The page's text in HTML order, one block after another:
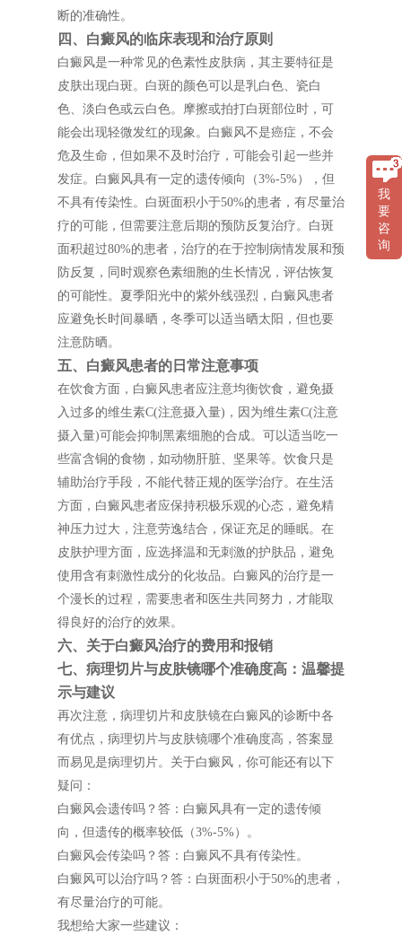
断的准确性。
四、白癜风的临床表现和治疗原则
白癜风是一种常见的色素性皮肤病，其主要特征是
皮肤出现白斑。白斑的颜色可以是乳白色、瓷白
色、淡白色或云白色。摩擦或拍打白斑部位时，可
能会出现轻微发红的现象。白癜风不是癌症，不会
危及生命，但如果不及时治疗，可能会引起一些并
发症。白癜风具有一定的遗传倾向（3%-5%），但
不具有传染性。白斑面积小于50%的患者，有尽量治
疗的可能，但需要注意后期的预防反复治疗。白斑
面积超过80%的患者，治疗的在于控制病情发展和预
防反复，同时观察色素细胞的生长情况，评估恢复
的可能性。夏季阳光中的紫外线强烈，白癜风患者
应避免长时间暴晒，冬季可以适当晒太阳，但也要
注意防晒。
五、白癜风患者的日常注意事项
在饮食方面，白癜风患者应注意均衡饮食，避免摄
入过多的维生素C(注意摄入量)，因为维生素C(注意
摄入量)可能会抑制黑素细胞的合成。可以适当吃一
些富含铜的食物，如动物肝脏、坚果等。饮食只是
辅助治疗手段，不能代替正规的医学治疗。在生活
方面，白癜风患者应保持积极乐观的心态，避免精
神压力过大，注意劳逸结合，保证充足的睡眠。在
皮肤护理方面，应选择温和无刺激的护肤品，避免
使用含有刺激性成分的化妆品。白癜风的治疗是一
个漫长的过程，需要患者和医生共同努力，才能取
得良好的治疗的效果。
六、关于白癜风治疗的费用和报销
七、病理切片与皮肤镜哪个准确度高：温馨提
示与建议
再次注意，病理切片和皮肤镜在白癜风的诊断中各
有优点，病理切片与皮肤镜哪个准确度高，答案显
而易见是病理切片。关于白癜风，你可能还有以下
疑问：
白癜风会遗传吗？答：白癜风具有一定的遗传倾
向，但遗传的概率较低（3%-5%）。
白癜风会传染吗？答：白癜风不具有传染性。
白癜风可以治疗吗？答：白斑面积小于50%的患者，
有尽量治疗的可能。
我想给大家一些建议：
我
要
咨
询